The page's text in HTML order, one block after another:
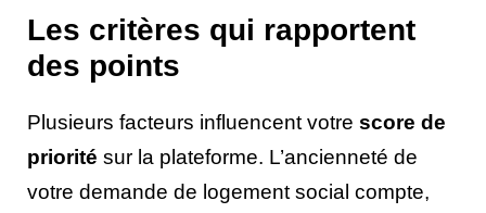
Les critères qui rapportent
des points
Plusieurs facteurs influencent votre score de
priorité sur la plateforme. L’ancienneté de
votre demande de logement social compte,